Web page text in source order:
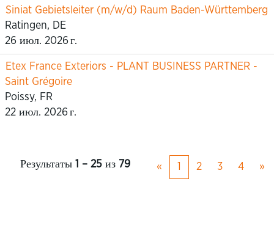
Siniat Gebietsleiter (m/w/d) Raum Baden-Württemberg
Ratingen, DE
26 июл. 2026 г.
Etex France Exteriors - PLANT BUSINESS PARTNER -
Saint Grégoire
Poissy, FR
22 июл. 2026 г.
Результаты 1 – 25 из 79 « 1 2 3 4 »